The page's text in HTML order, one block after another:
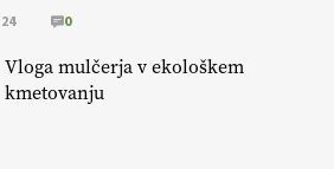
0
Vloga mulčerja v ekološkem
kmetovanju